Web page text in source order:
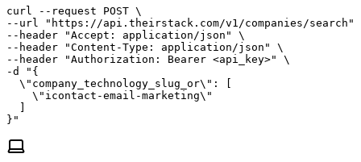
curl --request POST \
--url "https://api.theirstack.com/v1/companies/search"
--header "Accept: application/json" \
--header "Content-Type: application/json" \
--header "Authorization: Bearer <api_key>" \
-d "{
  \"company_technology_slug_or\": [
    \"icontact-email-marketing\"
  ]
}"